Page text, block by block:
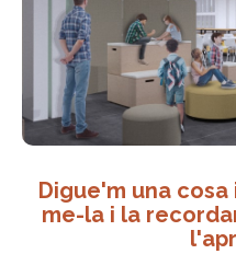
Digue'm una cosa
me-la i la